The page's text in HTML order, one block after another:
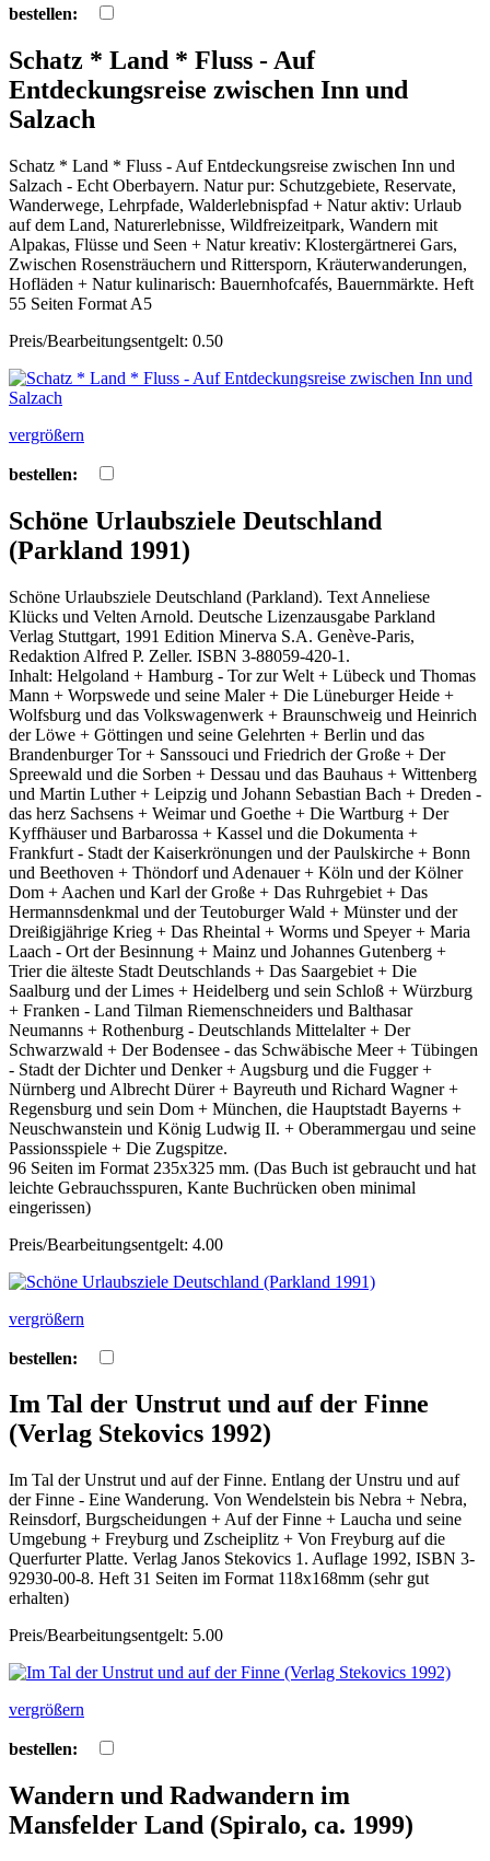
bestellen:
Schatz * Land * Fluss - Auf
Entdeckungsreise zwischen Inn und
Salzach
Schatz * Land * Fluss - Auf Entdeckungsreise zwischen Inn und
Salzach - Echt Oberbayern. Natur pur: Schutzgebiete, Reservate,
Wanderwege, Lehrpfade, Walderlebnispfad + Natur aktiv: Urlaub
auf dem Land, Naturerlebnisse, Wildfreizeitpark, Wandern mit
Alpakas, Flüsse und Seen + Natur kreativ: Klostergärtnerei Gars,
Zwischen Rosensträuchern und Rittersporn, Kräuterwanderungen,
Hofläden + Natur kulinarisch: Bauernhofcafés, Bauernmärkte. Heft
55 Seiten Format A5
Preis/Bearbeitungsentgelt: 0.50
vergrößern
bestellen:
Schöne Urlaubsziele Deutschland
(Parkland 1991)
Schöne Urlaubsziele Deutschland (Parkland). Text Anneliese
Klücks und Velten Arnold. Deutsche Lizenzausgabe Parkland
Verlag Stuttgart, 1991 Edition Minerva S.A. Genève-Paris,
Redaktion Alfred P. Zeller. ISBN 3-88059-420-1.
Inhalt: Helgoland + Hamburg - Tor zur Welt + Lübeck und Thomas
Mann + Worpswede und seine Maler + Die Lüneburger Heide +
Wolfsburg und das Volkswagenwerk + Braunschweig und Heinrich
der Löwe + Göttingen und seine Gelehrten + Berlin und das
Brandenburger Tor + Sanssouci und Friedrich der Große + Der
Spreewald und die Sorben + Dessau und das Bauhaus + Wittenberg
und Martin Luther + Leipzig und Johann Sebastian Bach + Dreden -
das herz Sachsens + Weimar und Goethe + Die Wartburg + Der
Kyffhäuser und Barbarossa + Kassel und die Dokumenta +
Frankfurt - Stadt der Kaiserkrönungen und der Paulskirche + Bonn
und Beethoven + Thöndorf und Adenauer + Köln und der Kölner
Dom + Aachen und Karl der Große + Das Ruhrgebiet + Das
Hermannsdenkmal und der Teutoburger Wald + Münster und der
Dreißigjährige Krieg + Das Rheintal + Worms und Speyer + Maria
Laach - Ort der Besinnung + Mainz und Johannes Gutenberg +
Trier die älteste Stadt Deutschlands + Das Saargebiet + Die
Saalburg und der Limes + Heidelberg und sein Schloß + Würzburg
+ Franken - Land Tilman Riemenschneiders und Balthasar
Neumanns + Rothenburg - Deutschlands Mittelalter + Der
Schwarzwald + Der Bodensee - das Schwäbische Meer + Tübingen
- Stadt der Dichter und Denker + Augsburg und die Fugger +
Nürnberg und Albrecht Dürer + Bayreuth und Richard Wagner +
Regensburg und sein Dom + München, die Hauptstadt Bayerns +
Neuschwanstein und König Ludwig II. + Oberammergau und seine
Passionsspiele + Die Zugspitze.
96 Seiten im Format 235x325 mm. (Das Buch ist gebraucht und hat
leichte Gebrauchsspuren, Kante Buchrücken oben minimal
eingerissen)
Preis/Bearbeitungsentgelt: 4.00
vergrößern
bestellen:
Im Tal der Unstrut und auf der Finne
(Verlag Stekovics 1992)
Im Tal der Unstrut und auf der Finne. Entlang der Unstru und auf
der Finne - Eine Wanderung. Von Wendelstein bis Nebra + Nebra,
Reinsdorf, Burgscheidungen + Auf der Finne + Laucha und seine
Umgebung + Freyburg und Zscheiplitz + Von Freyburg auf die
Querfurter Platte. Verlag Janos Stekovics 1. Auflage 1992, ISBN 3-
92930-00-8. Heft 31 Seiten im Format 118x168mm (sehr gut
erhalten)
Preis/Bearbeitungsentgelt: 5.00
vergrößern
bestellen:
Wandern und Radwandern im
Mansfelder Land (Spiralo, ca. 1999)